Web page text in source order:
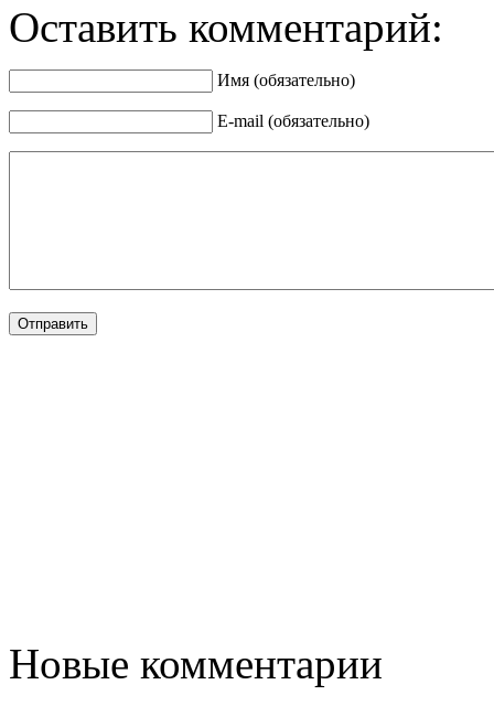
Оставить комментарий:
Имя (обязательно)
E-mail (обязательно)
Новые комментарии